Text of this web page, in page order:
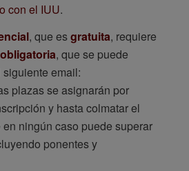
con el IUU.
, que esgratuita, requiere
, que se puede
email:
plazas se asignarán por
y hasta colmatar el
ningún caso puede superar
ponentes y